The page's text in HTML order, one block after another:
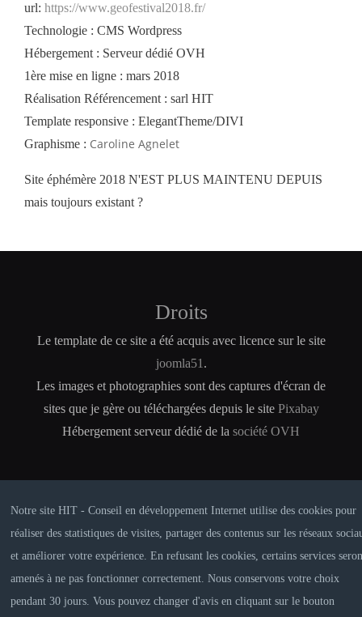
url: https://www.geofestival2018.fr/
Technologie : CMS Wordpress
Hébergement : Serveur dédié OVH
1ère mise en ligne : mars 2018
Réalisation Référencement : sarl HIT
Template responsive : ElegantTheme/DIVI
Graphisme : Caroline Agnelet
Site éphémère 2018 N'EST PLUS MAINTENU DEPUIS
mais toujours existant ?
Droits
Le template de ce site a été acquis avec licence sur le site
joomla51 .
Les images et photographies sont des captures d'écran de
sites que je gère ou téléchargées depuis le site Pixabay
Hébergement serveur dédié de la société OVH
Notre site HIT - Conseil en développement Internet utilise des cookies pour
réaliser des statistiques de visites, partager des contenus sur les réseaux
et améliorer votre expérience. En refusant les cookies, certains services
amenés à ne pas fonctionner correctement. Nous conservons votre choix
pendant 30 jours. Vous pouvez changer d'avis en cliquant sur le bouton
CRÉDITS